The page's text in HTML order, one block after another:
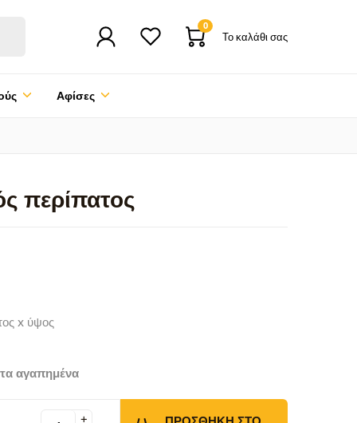
0
Το καλάθι σας
Αφίσες
περίπατος
x ύψος
αγαπημένα
+